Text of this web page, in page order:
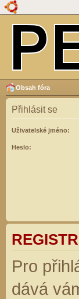
Obsah fóra
Přihlásit se
Uživatelské jméno:
Heslo:
Pro
dává